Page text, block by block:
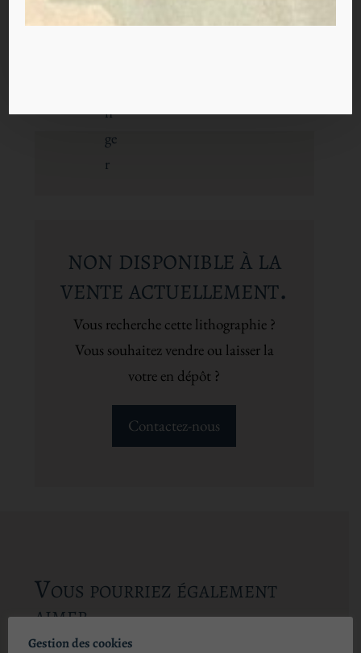
Plus d'information
non disponible à la
vente actuellement.
Vous recherche cette lithographie ?
Vous souhaitez vendre ou laisser la
votre en dépôt ?
Contactez-nous
Vous pourriez également
aimer
Gestion des cookies